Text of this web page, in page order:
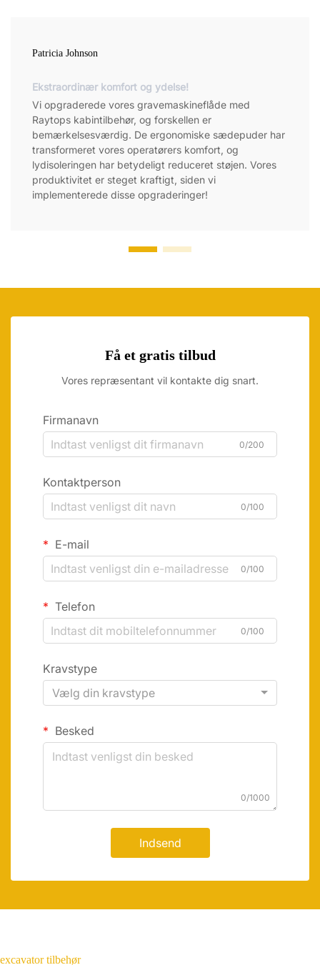
Patricia Johnson
Ekstraordinær komfort og ydelse!
Vi opgraderede vores gravemaskineflåde med
Raytops kabintilbehør, og forskellen er
bemærkelsesværdig. De ergonomiske sædepuder har
transformeret vores operatørers komfort, og
lydisoleringen har betydeligt reduceret støjen. Vores
produktivitet er steget kraftigt, siden vi
implementerede disse opgraderinger!
Få et gratis tilbud
Vores repræsentant vil kontakte dig snart.
Firmanavn
0/200
Kontaktperson
0/100
E-mail
0/100
Telefon
0/100
Kravstype
Vælg din kravstype
Besked
0/1000
Indsend
excavator tilbehør